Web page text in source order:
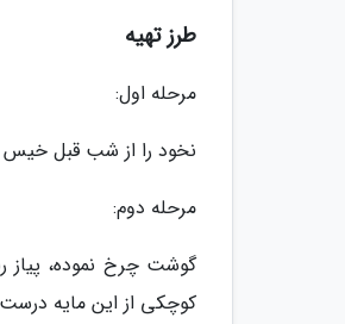
طرز تهیه
مرحله اول:
نخود را از شب قبل خیس
مرحله دوم:
گوشت چرخ نموده، پیاز
کوچکی از این مایه